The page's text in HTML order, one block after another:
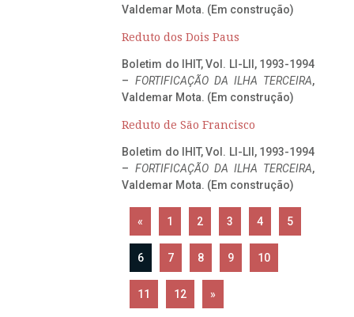
Valdemar Mota. (Em construção)
Reduto dos Dois Paus
Boletim do IHIT, Vol. LI-LII, 1993-1994
– FORTIFICAÇÃO DA ILHA TERCEIRA,
Valdemar Mota. (Em construção)
Reduto de São Francisco
Boletim do IHIT, Vol. LI-LII, 1993-1994
– FORTIFICAÇÃO DA ILHA TERCEIRA,
Valdemar Mota. (Em construção)
« 1 2 3 4 5
6 7 8 9 10
11 12 »